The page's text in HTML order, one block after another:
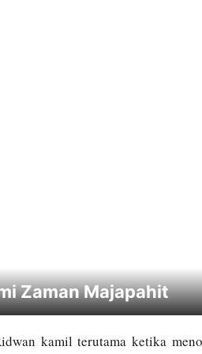
Zaman Majapahit
kamil terutama ketika